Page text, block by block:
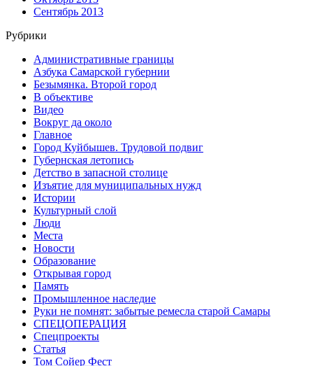
Сентябрь 2013
Рубрики
Административные границы
Азбука Самарской губернии
Безымянка. Второй город
В объективе
Видео
Вокруг да около
Главное
Город Куйбышев. Трудовой подвиг
Губернская летопись
Детство в запасной столице
Изъятие для муниципальных нужд
Истории
Культурный слой
Люди
Места
Новости
Образование
Открывая город
Память
Промышленное наследие
Руки не помнят: забытые ремесла старой Самары
СПЕЦОПЕРАЦИЯ
Спецпроекты
Статья
Том Сойер Фест